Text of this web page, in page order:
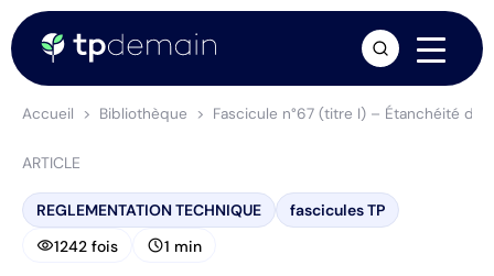
Accueil Bibliothèque Fascicule n°67 (titre I) – Étanchéité
ARTICLE
REGLEMENTATION TECHNIQUE fascicules TP
visibility1242 fois schedule1 min
arrow_forward